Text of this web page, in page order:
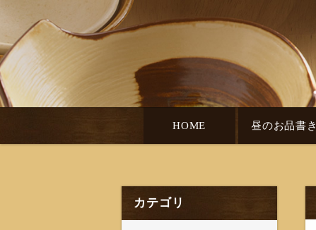
HOME 昼のお品書き
カテゴリ